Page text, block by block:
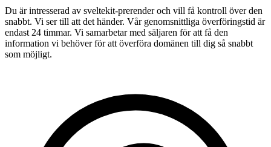
Du är intresserad av sveltekit-prerender och vill få kontroll över den
snabbt. Vi ser till att det händer. Vår genomsnittliga överföringstid är
endast 24 timmar. Vi samarbetar med säljaren för att få den
information vi behöver för att överföra domänen till dig så snabbt
som möjligt.